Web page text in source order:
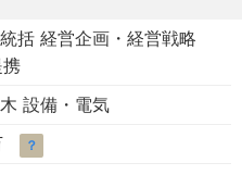
括 経営企画・経営戦略
設備・電気
？